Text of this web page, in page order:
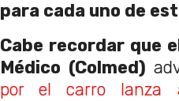
para cada uno de
Cabe recordar que
Médico (Colmed)
por el carro lanza